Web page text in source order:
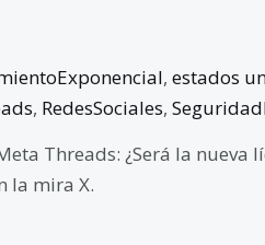
, estados
, RedesSociales,
Threads: ¿Será la nueva
la mira X.